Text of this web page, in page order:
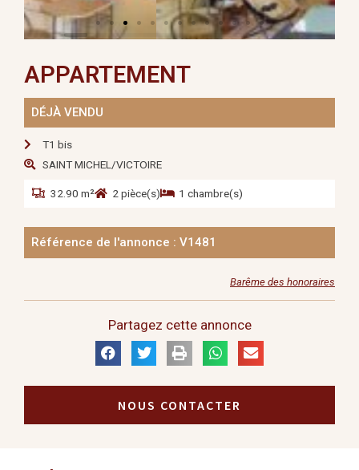
APPARTEMENT
DÉJÀ VENDU
T1 bis
SAINT MICHEL/VICTOIRE
32.90 m² 2 pièce(s) 1 chambre(s)
Référence de l'annonce : V1481
Barême des honoraires
Partagez cette annonce
NOUS CONTACTER